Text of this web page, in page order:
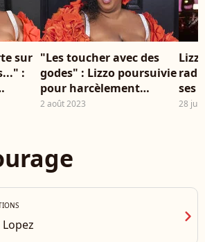
sur
:
"Les toucher avec des
godes" : Lizzo poursuivie
pour harcèlement
sexuel, le récit accablant
2 août 2023
ses
28
chevron_right